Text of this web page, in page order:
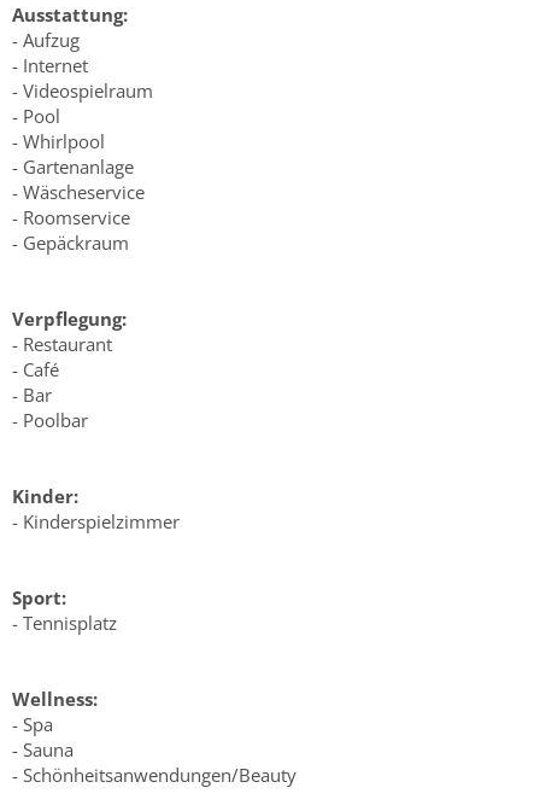
Ausstattung:
- Aufzug
- Internet
- Videospielraum
- Pool
- Whirlpool
- Gartenanlage
- Wäscheservice
- Roomservice
- Gepäckraum
Verpflegung:
- Restaurant
- Café
- Bar
- Poolbar
Kinder:
- Kinderspielzimmer
Sport:
- Tennisplatz
Wellness:
- Spa
- Sauna
- Schönheitsanwendungen/Beauty